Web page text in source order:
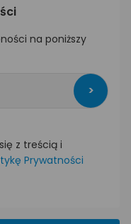
na poniższy
>
z treścią i
Prywatności